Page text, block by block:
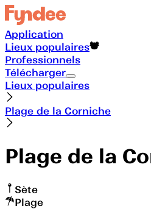
Application
Lieux populaires
Professionnels
Télécharger
Lieux populaires
Plage de la Corniche
Plage de la
Sète
Plage